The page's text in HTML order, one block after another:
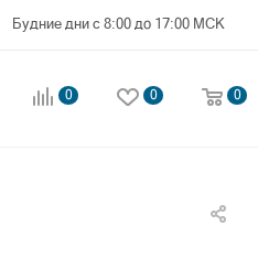
Будние дни с 8:00 до 17:00 МСК
0 0 0